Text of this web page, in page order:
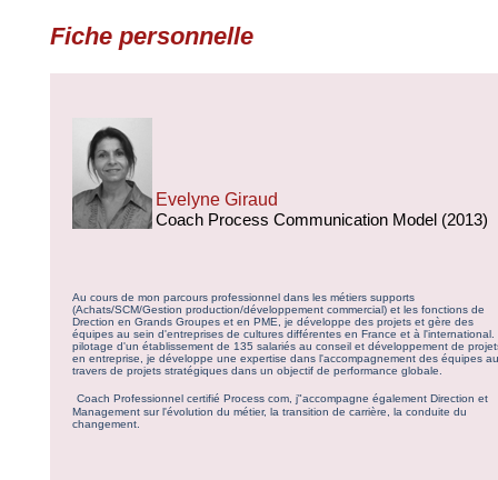
Fiche personnelle
Evelyne Giraud
Coach Process Communication Model (2013)
Au cours de mon parcours professionnel dans les métiers supports
(Achats/SCM/Gestion production/développement commercial) et les fonctions de
Drection en Grands Groupes et en PME, je développe des projets et gère des
équipes au sein d'entreprises de cultures différentes en France et à l'international.
pilotage d'un établissement de 135 salariés au conseil et développement de
en entreprise, je développe une expertise dans l'accompagnement des équipes au
travers de projets stratégiques dans un objectif de performance globale.
Coach Professionnel certifié Process com, j"accompagne également Direction et
Management sur l'évolution du métier, la transition de carrière, la conduite du
changement.